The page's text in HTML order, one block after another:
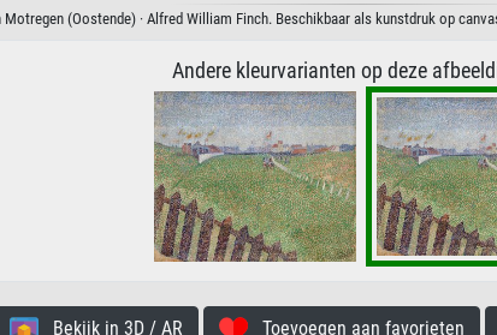
Motregen (Oostende) · Alfred William Finch. Beschikbaar als kunstdruk op
Andere kleurvarianten op deze
Bekijk in 3D / AR Toevoegen aan favorieten